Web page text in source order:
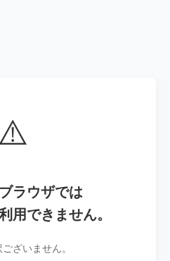
ラウザでは
用できません。
ざいません。